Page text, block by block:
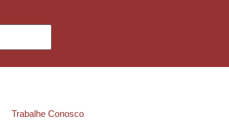
Trabalhe Conosco